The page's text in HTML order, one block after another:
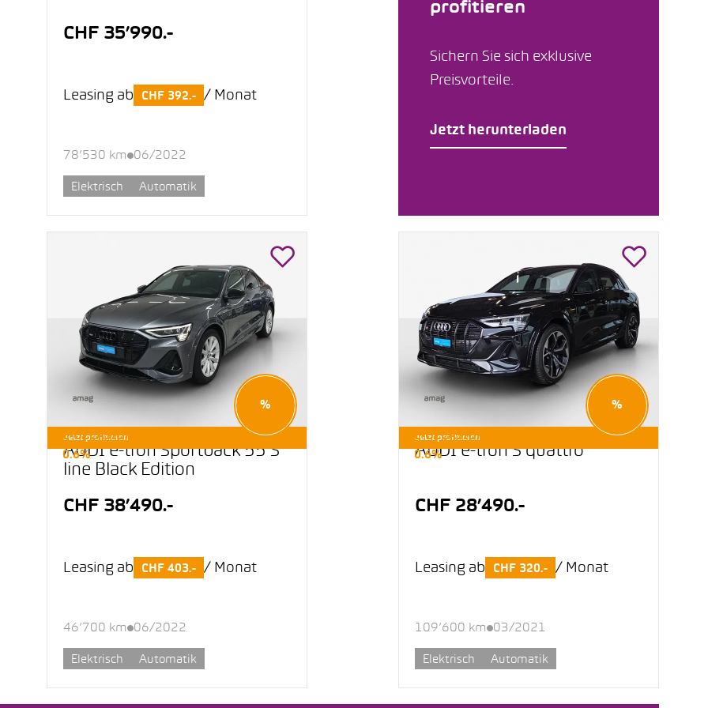
CHF 35’990.-
Leasing ab CHF 392.- / Monat
78’530 km 06/2022
Elektrisch Automatik
profitieren
Sichern Sie sich exklusive
Preisvorteile.
Jetzt herunterladen
Jetzt profitieren
%
E-OCCASIONEN LEASING AB
0.6%
AUDI e-tron Sportback 55 S
line Black Edition
CHF 38’490.-
Leasing ab CHF 403.- / Monat
46’700 km 06/2022
Elektrisch Automatik
Jetzt profitieren
%
E-OCCASIONEN LEASING AB
0.6%
AUDI e-tron S quattro
CHF 28’490.-
Leasing ab CHF 320.- / Monat
109’600 km 03/2021
Elektrisch Automatik